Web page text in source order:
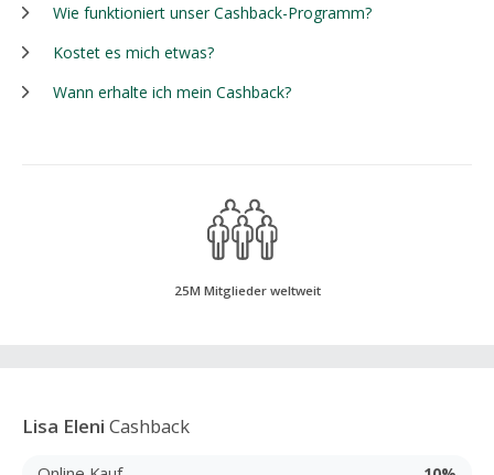
Wie funktioniert unser Cashback-Programm?
Kostet es mich etwas?
Wann erhalte ich mein Cashback?
25M Mitglieder weltweit
Lisa Eleni Cashback